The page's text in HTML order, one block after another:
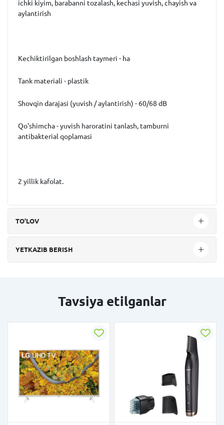
ichki kiyim, barabanni tozalash, kechasi yuvish, chayish va
aylantirish
Kechiktirilgan boshlash taymeri - ha
Tank materiali - plastik
Shovqin darajasi (yuvish / aylantirish) - 60/68 dB
Qo'shimcha - yuvish haroratini tanlash, tamburni
antibakterial qoplamasi
2 yillik kafolat.
TO'LOV
YETKAZIB BERISH
Tavsiya etilganlar